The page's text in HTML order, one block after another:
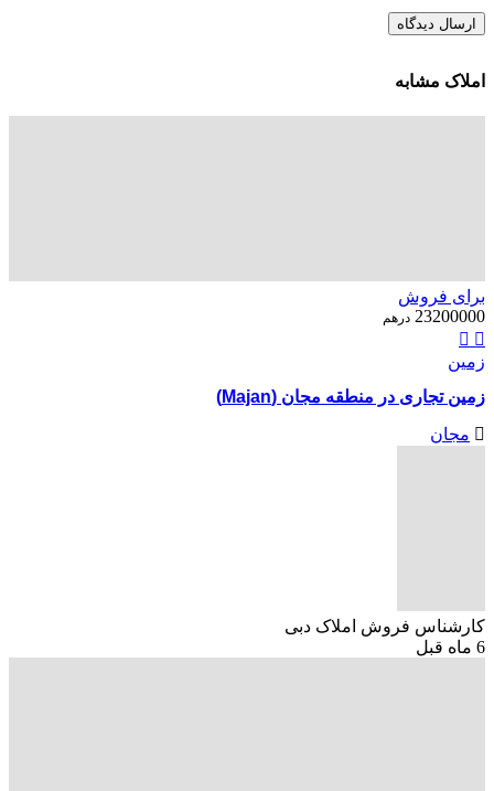
املاک مشابه
برای فروش
23200000 درهم
زمین
زمین تجاری در منطقه مجان (Majan)
مجان
کارشناس فروش املاک دبی
6 ماه قبل